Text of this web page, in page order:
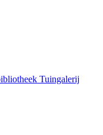
Tuingalerij